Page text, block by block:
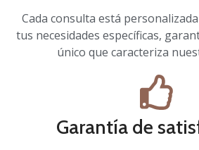
Cada consulta está
tus necesidades específicas,
único que caracteriza
Garantía de